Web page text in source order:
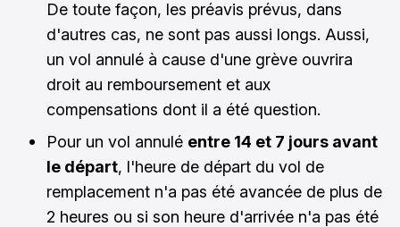
De toute façon, les préavis prévus, dans
d'autres cas, ne sont pas aussi longs. Aussi,
un vol annulé à cause d'une grève ouvrira
droit au remboursement et aux
compensations dont il a été question.
Pour un vol annulé entre 14 et 7 jours avant
le départ, l'heure de départ du vol de
remplacement n'a pas été avancée de plus de
2 heures ou si son heure d'arrivée n'a pas été